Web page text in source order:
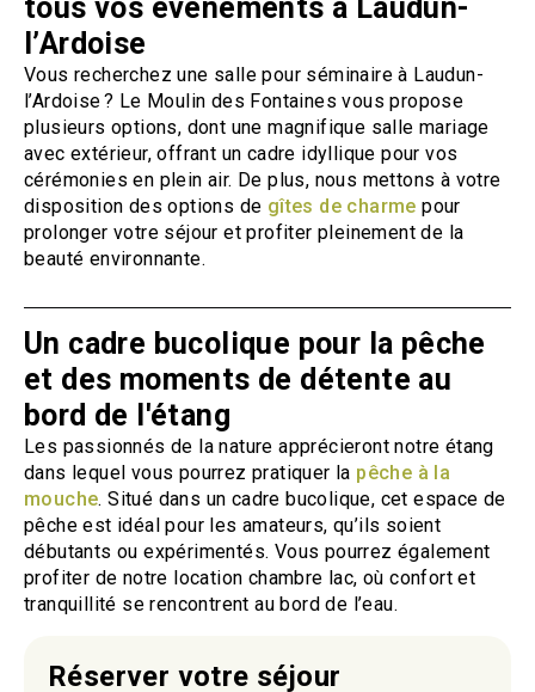
tous vos événements à Laudun-
l’Ardoise
Vous recherchez une salle pour séminaire à Laudun-
l’Ardoise ? Le Moulin des Fontaines vous propose
plusieurs options, dont une magnifique salle mariage
avec extérieur, offrant un cadre idyllique pour vos
cérémonies en plein air. De plus, nous mettons à votre
disposition des options de gîtes de charme pour
prolonger votre séjour et profiter pleinement de la
beauté environnante.
Un cadre bucolique pour la pêche
et des moments de détente au
bord de l'étang
Les passionnés de la nature apprécieront notre étang
dans lequel vous pourrez pratiquer la pêche à la
mouche. Situé dans un cadre bucolique, cet espace de
pêche est idéal pour les amateurs, qu’ils soient
débutants ou expérimentés. Vous pourrez également
profiter de notre location chambre lac, où confort et
tranquillité se rencontrent au bord de l’eau.
Réserver votre séjour